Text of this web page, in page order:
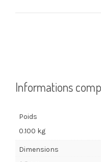
Informations
Poids
0.100 kg
Dimensions